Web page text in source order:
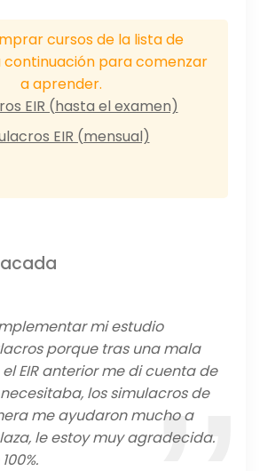
cursos de la lista de
para comenzar
a aprender.
EIR (hasta el examen)
EIR (mensual)
mi estudio
porque tras una mala
EIR anterior me di cuenta de
los simulacros de
me ayudaron mucho a
le estoy muy agradecida.